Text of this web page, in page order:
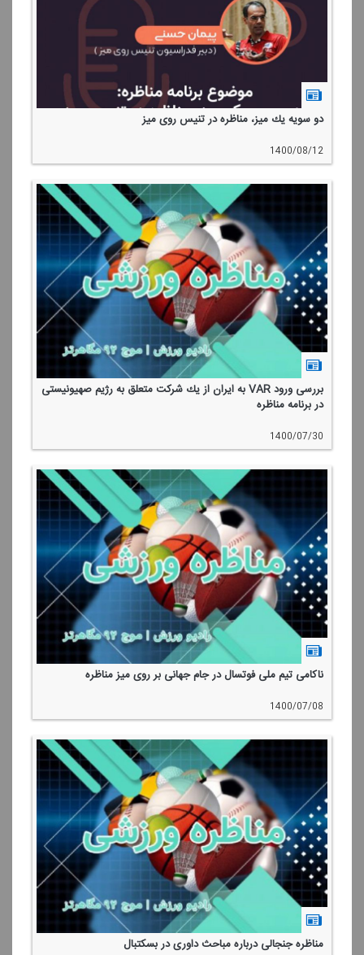
دو سویه یك میز، مناظره در تنیس روی میز
1400/08/12
بررسی ورود VAR به ایران از یك شركت متعلق به رژیم صهیونیستی
در برنامه مناظره
1400/07/30
ناكامی تیم ملی فوتسال در جام جهانی بر روی میز مناظره
1400/07/08
مناظره جنجالی درباره مباحث داوری در بسكتبال